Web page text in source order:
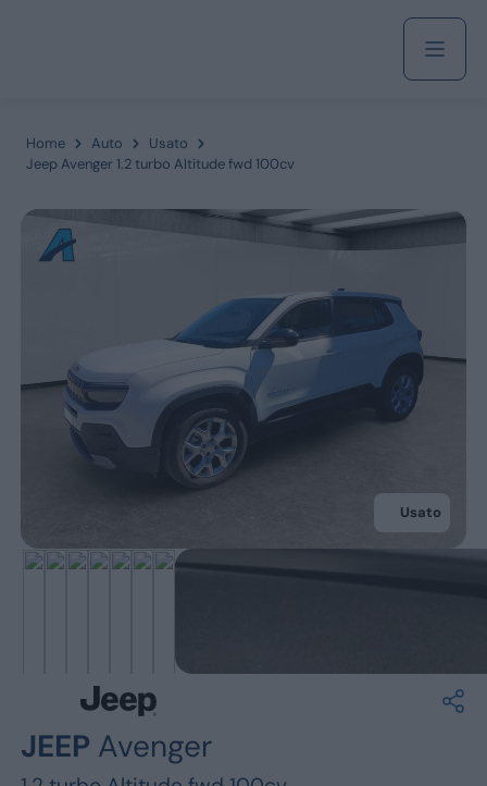
Azienda
Servizi
Marchi
Home Auto
Usato
Jeep Avenger 1.2 turbo Altitude fwd 100cv
Usato
JEEP Avenger